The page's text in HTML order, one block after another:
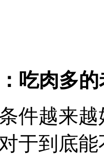
吃肉多
件越来
于到底